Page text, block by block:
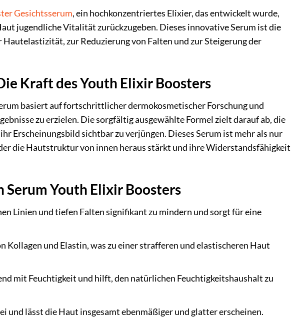
Gesichtsserum, ein hochkonzentriertes Elixier, das entwickelt wurde,
jugendliche Vitalität zurückzugeben. Dieses innovative Serum ist die
zur Reduzierung von Falten und zur Steigerung der
Kraft des Youth Elixir Boosters
basiert auf fortschrittlicher dermokosmetischer Forschung und
zu erzielen. Die sorgfältig ausgewählte Formel zielt darauf ab, die
Erscheinungsbild sichtbar zu verjüngen. Dieses Serum ist mehr als nur
die Hautstruktur von innen heraus stärkt und ihre Widerstandsfähigkeit
Youth Elixir Boosters
Linien und tiefen Falten signifikant zu mindern und sorgt für eine
Kollagen und Elastin, was zu einer strafferen und elastischeren Haut
mit Feuchtigkeit und hilft, den natürlichen Feuchtigkeitshaushalt zu
und lässt die Haut insgesamt ebenmäßiger und glatter erscheinen.